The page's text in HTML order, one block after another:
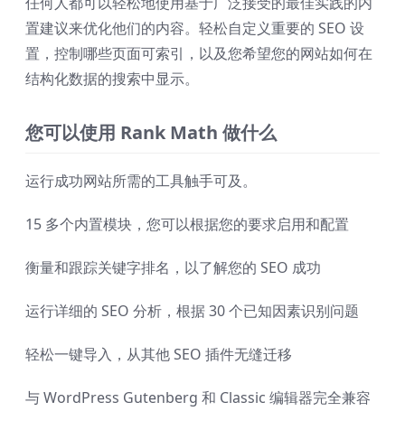
置建议来优化他们的内容。轻松自定义重要的 SEO 设
置，控制哪些页面可索引，以及您希望您的网站如何在
结构化数据的搜索中显示。
您可以使用 Rank Math 做什么
运行成功网站所需的工具触手可及。
15 多个内置模块，您可以根据您的要求启用和配置
衡量和跟踪关键字排名，以了解您的 SEO 成功
运行详细的 SEO 分析，根据 30 个已知因素识别问题
轻松一键导入，从其他 SEO 插件无缝迁移
与 WordPress Gutenberg 和 Classic 编辑器完全兼容